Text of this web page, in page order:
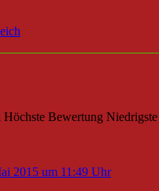
Höchste Bewertung
2015 um 11:49 Uhr